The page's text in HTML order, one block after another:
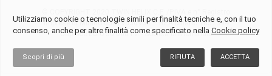
Imprese di Milano05819650960 – REA Milano 1851394
Cap.Soc.Euro 50.000 i.v. - Società uninominale
Utilizziamo cookie o tecnologie simili per finalità tecniche e, con il tuo
consenso, anche per altre finalità come specificato nella Cookie policy
Scopri di più ACCETTA
RIFIUTA